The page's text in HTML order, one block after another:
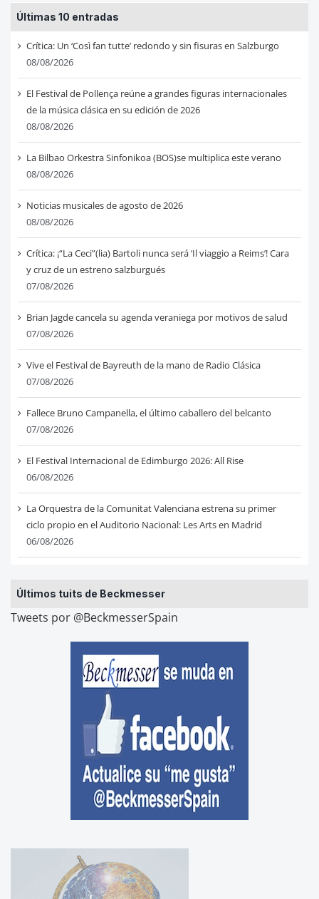
Últimas 10 entradas
Crítica: Un ‘Così fan tutte’ redondo y sin fisuras en Salzburgo
08/08/2026
El Festival de Pollença reúne a grandes figuras internacionales
de la música clásica en su edición de 2026
08/08/2026
La Bilbao Orkestra Sinfonikoa (BOS)se multiplica este verano
08/08/2026
Noticias musicales de agosto de 2026
08/08/2026
Crítica: ¡“La Ceci”(lia) Bartoli nunca será ‘Il viaggio a Reims’! Cara
y cruz de un estreno salzburgués
07/08/2026
Brian Jagde cancela su agenda veraniega por motivos de salud
07/08/2026
Vive el Festival de Bayreuth de la mano de Radio Clásica
07/08/2026
Fallece Bruno Campanella, el último caballero del belcanto
07/08/2026
El Festival Internacional de Edimburgo 2026: All Rise
06/08/2026
La Orquestra de la Comunitat Valenciana estrena su primer
ciclo propio en el Auditorio Nacional: Les Arts en Madrid
06/08/2026
Últimos tuits de Beckmesser
Tweets por @BeckmesserSpain